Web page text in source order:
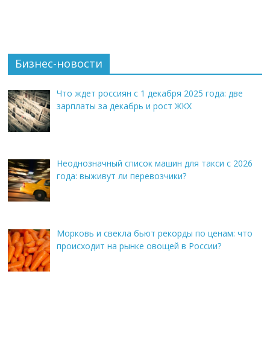
Бизнес-новости
Что ждет россиян с 1 декабря 2025 года: две
зарплаты за декабрь и рост ЖКХ
Неоднозначный список машин для такси с 2026
года: выживут ли перевозчики?
Морковь и свекла бьют рекорды по ценам: что
происходит на рынке овощей в России?